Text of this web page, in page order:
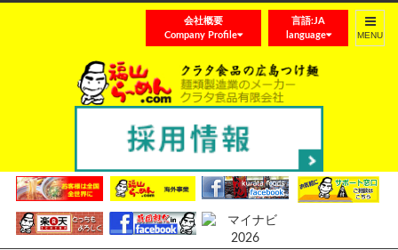
Toggle
言語:JA
language
会社概要
Company Profile
笠岡らーめん